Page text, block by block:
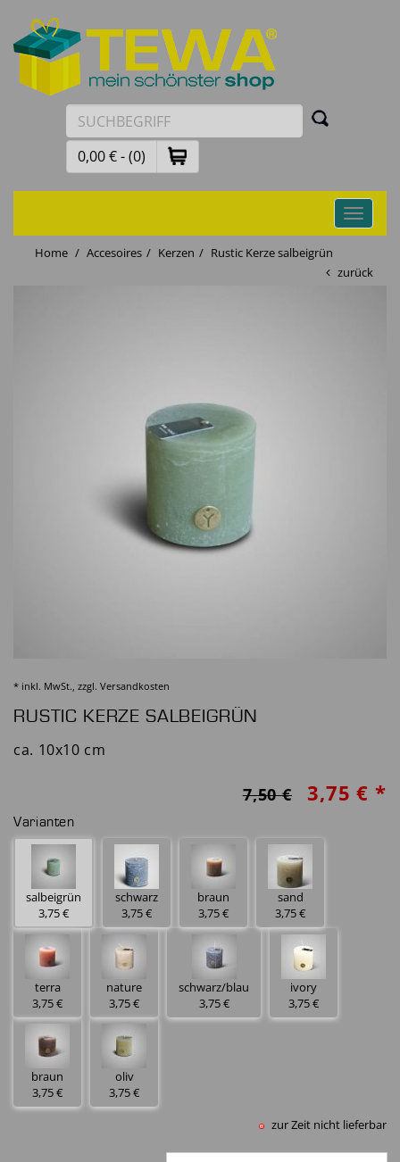
0,00 € - (0)
Toggle
Home
Accesoires Kerzen
Rustic Kerze salbeigrün
zurück
* inkl. MwSt., zzgl. Versandkosten
RUSTIC KERZE SALBEIGRÜN
ca. 10x10 cm
7,50 € 3,75 € *
Varianten
salbeigrün
3,75 €
schwarz
3,75 €
braun
3,75 €
sand
3,75 €
terra
3,75 €
nature
3,75 €
schwarz/blau
3,75 €
ivory
3,75 €
braun
3,75 €
oliv
3,75 €
zur Zeit nicht lieferbar